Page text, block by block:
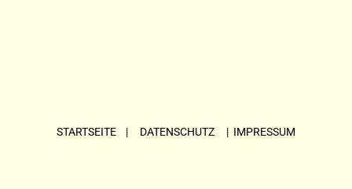
STARTSEITE | DATENSCHUTZ | IMPRESSUM